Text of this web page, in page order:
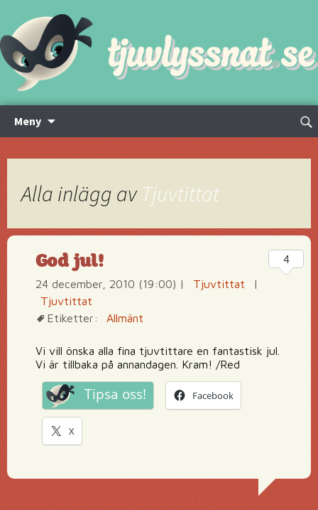
Meny
innehåll
Sök
Alla inlägg av Tjuvtittat
God jul!
24 december, 2010 (19:00) | Tjuvtittat
|
Tjuvtittat
Etiketter:
Allmänt
Vi vill önska alla fina tjuvtittare en fantastisk jul.
Vi är tillbaka på annandagen. Kram! /Red
Tipsa oss! Facebook
X
4